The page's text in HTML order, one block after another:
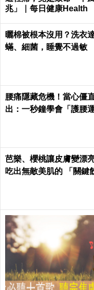
兆」｜每日健康Health
曬棉被根本沒用？洗衣
蟎、細菌，睡覺不過敏
腰痛隱藏危機！當心僵
出：一秒鐘學會「護腰
芭樂、櫻桃讓皮膚變漂
吃出無敵美肌的 「關